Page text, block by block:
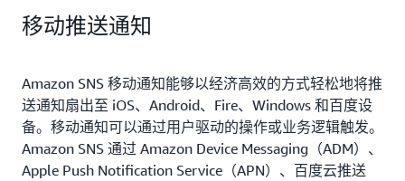
移动推送通知
Amazon SNS 移动通知能够以经济高效的方式轻松地将推
送通知扇出至 iOS、Android、Fire、Windows 和百度设
备。移动通知可以通过用户驱动的操作或业务逻辑触发。
Amazon SNS 通过 Amazon Device Messaging（ADM）、
Apple Push Notification Service（APN）、百度云推送